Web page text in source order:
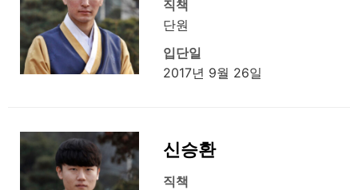
직책
단원
입단일
2017년 9월 26일
신승환
직책